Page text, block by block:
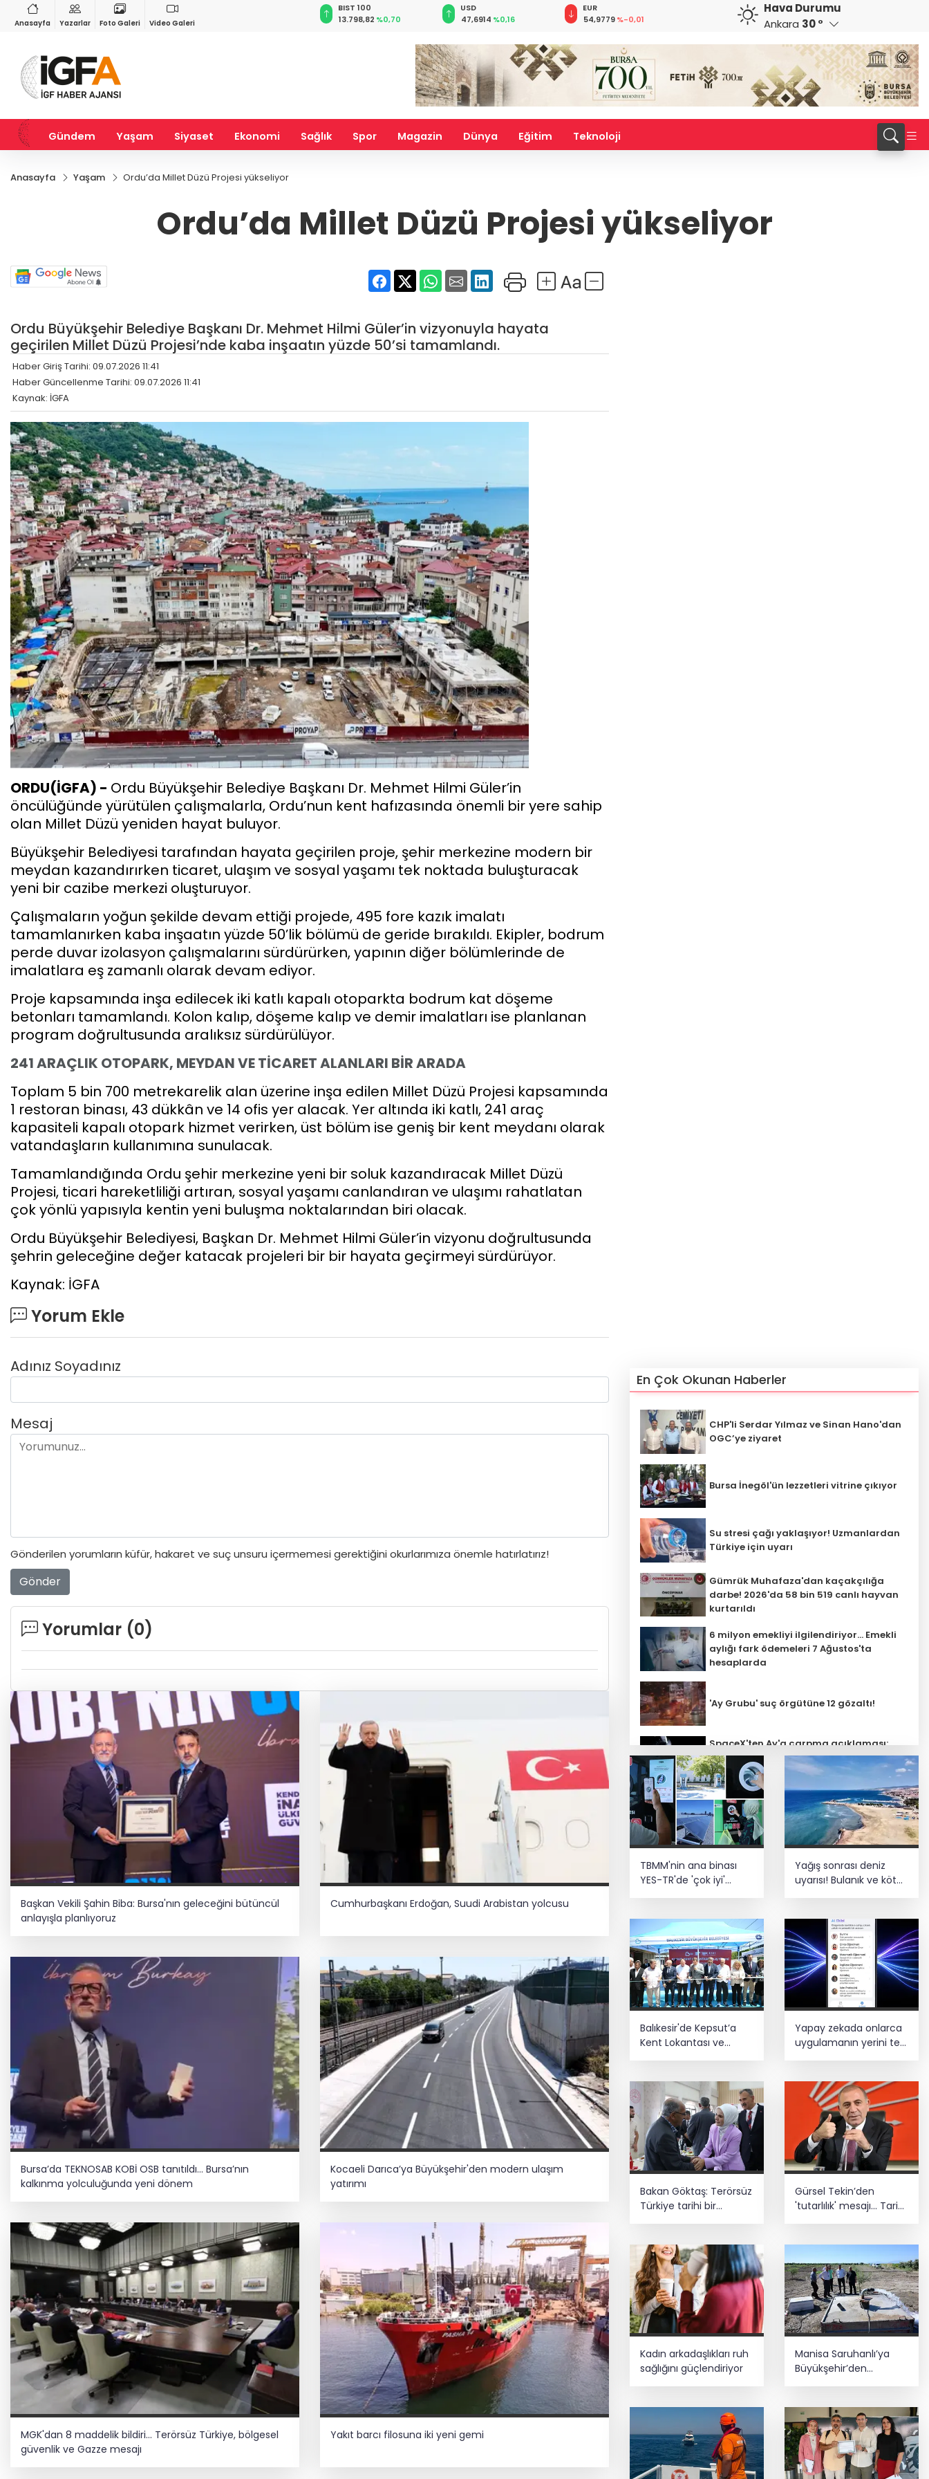
Anasayfa Yazarlar Foto Galeri Video Galeri
%-0,22
0,0018%0,23
BIST 100
13.798,82 %0,70
USD
47,6914 %0,16
EUR
54,9779 %-0,01 %0,08
CHF
58,6899
Hava Durumu
Ankara 30 °
Gündem Yaşam Siyaset Ekonomi Sağlık Spor Magazin Dünya Eğitim Teknoloji
Anasayfa Yaşam Ordu’da Millet Düzü Projesi yükseliyor
Ordu’da Millet Düzü Projesi yükseliyor
Ordu Büyükşehir Belediye Başkanı Dr. Mehmet Hilmi Güler’in vizyonuyla hayata
geçirilen Millet Düzü Projesi’nde kaba inşaatın yüzde 50’si tamamlandı.
Haber Giriş Tarihi: 09.07.2026 11:41
Haber Güncellenme Tarihi: 09.07.2026 11:41
Kaynak: İGFA
ORDU(İGFA) - Ordu Büyükşehir Belediye Başkanı Dr. Mehmet Hilmi Güler’in
öncülüğünde yürütülen çalışmalarla, Ordu’nun kent hafızasında önemli bir yere sahip
olan Millet Düzü yeniden hayat buluyor.
Büyükşehir Belediyesi tarafından hayata geçirilen proje, şehir merkezine modern bir
meydan kazandırırken ticaret, ulaşım ve sosyal yaşamı tek noktada buluşturacak
yeni bir cazibe merkezi oluşturuyor.
Çalışmaların yoğun şekilde devam ettiği projede, 495 fore kazık imalatı
tamamlanırken kaba inşaatın yüzde 50’lik bölümü de geride bırakıldı. Ekipler, bodrum
perde duvar izolasyon çalışmalarını sürdürürken, yapının diğer bölümlerinde de
imalatlara eş zamanlı olarak devam ediyor.
Proje kapsamında inşa edilecek iki katlı kapalı otoparkta bodrum kat döşeme
betonları tamamlandı. Kolon kalıp, döşeme kalıp ve demir imalatları ise planlanan
program doğrultusunda aralıksız sürdürülüyor.
241 ARAÇLIK OTOPARK, MEYDAN VE TİCARET ALANLARI BİR ARADA
Toplam 5 bin 700 metrekarelik alan üzerine inşa edilen Millet Düzü Projesi kapsamında
1 restoran binası, 43 dükkân ve 14 ofis yer alacak. Yer altında iki katlı, 241 araç
kapasiteli kapalı otopark hizmet verirken, üst bölüm ise geniş bir kent meydanı olarak
vatandaşların kullanımına sunulacak.
Tamamlandığında Ordu şehir merkezine yeni bir soluk kazandıracak Millet Düzü
Projesi, ticari hareketliliği artıran, sosyal yaşamı canlandıran ve ulaşımı rahatlatan
çok yönlü yapısıyla kentin yeni buluşma noktalarından biri olacak.
Ordu Büyükşehir Belediyesi, Başkan Dr. Mehmet Hilmi Güler’in vizyonu doğrultusunda
şehrin geleceğine değer katacak projeleri bir bir hayata geçirmeyi sürdürüyor.
Kaynak: İGFA
Yorum Ekle
Adınız Soyadınız
Mesaj
Gönderilen yorumların küfür, hakaret ve suç unsuru içermemesi gerektiğini okurlarımıza önemle hatırlatırız!
Gönder
Yorumlar (0)
Başkan Vekili Şahin Biba: Bursa'nın geleceğini bütüncül
anlayışla planlıyoruz
Cumhurbaşkanı Erdoğan, Suudi Arabistan yolcusu
Bursa’da TEKNOSAB KOBİ OSB tanıtıldı... Bursa’nın
kalkınma yolculuğunda yeni dönem
Kocaeli Darıca’ya Büyükşehir'den modern ulaşım
yatırımı
MGK'dan 8 maddelik bildiri... Terörsüz Türkiye, bölgesel
güvenlik ve Gazze mesajı
Yakıt barcı filosuna iki yeni gemi
En Çok Okunan Haberler
CHP'li Serdar Yılmaz ve Sinan Hano'dan
OGC’ye ziyaret
Bursa İnegöl'ün lezzetleri vitrine çıkıyor
Su stresi çağı yaklaşıyor! Uzmanlardan
Türkiye için uyarı
Gümrük Muhafaza'dan kaçakçılığa
darbe! 2026'da 58 bin 519 canlı hayvan
kurtarıldı
6 milyon emekliyi ilgilendiriyor... Emekli
aylığı fark ödemeleri 7 Ağustos'ta
hesaplarda
'Ay Grubu' suç örgütüne 12 gözaltı!
SpaceX'ten Ay'a çarpma açıklaması:
Sorumlu uzay operasyonları için
çalışıyoruz
Bozcaada mercan resifleri için koruma
seferberliği... 180 deniz canlısı türü kayıt
altına alındı
Türk F-16'ları NATO görevi için
Estonya'da... MSB yerli savunma
sistemleriyle güçleniyor
ediyor... Hudutlarda 490 kişi yakalandı
TBMM'nin ana binası
YES-TR'de 'çok iyi'
Yağış sonrası deniz
uyarısı! Bulanık ve kötü
Balıkesir'de Kepsut’a
Kent Lokantası ve
altyapı desteği
Yapay zekada onlarca
uygulamanın yerini tek
asistan alabilir
Bakan Göktaş: Terörsüz
Türkiye tarihi bir
Gürsel Tekin’den
'tutarlılık' mesajı... Tarihi
Kadın arkadaşlıkları ruh
sağlığını güçlendiriyor
Manisa Saruhanlı’ya
Büyükşehir’den
tarımsal destek